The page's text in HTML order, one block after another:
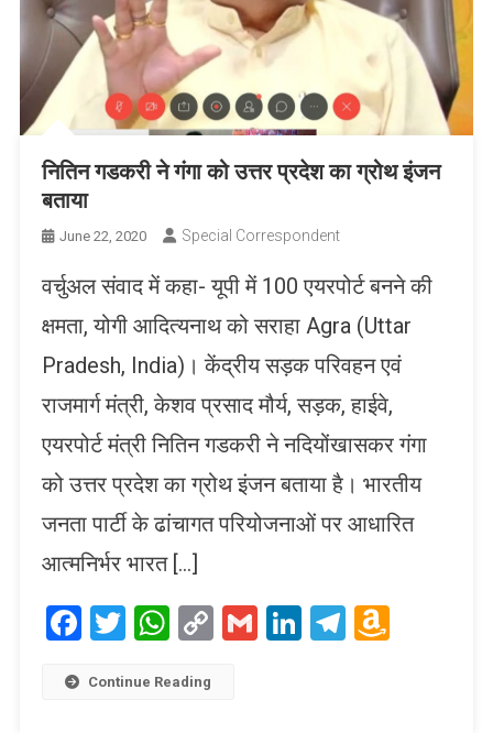
नितिन गडकरी ने गंगा को उत्तर प्रदेश का ग्रोथ इंजन
बताया
June 22, 2020 Special Correspondent
वर्चुअल संवाद में कहा- यूपी में 100 एयरपोर्ट बनने की
क्षमता, योगी आदित्यनाथ को सराहा Agra (Uttar
Pradesh, India)। केंद्रीय सड़क परिवहन एवं
राजमार्ग मंत्री, केशव प्रसाद मौर्य, सड़क, हाईवे,
एयरपोर्ट मंत्री नितिन गडकरी ने नदियोंखासकर गंगा
को उत्तर प्रदेश का ग्रोथ इंजन बताया है। भारतीय
जनता पार्टी के ढांचागत परियोजनाओं पर आधारित
आत्मनिर्भर भारत […]
Facebook
TwitterWhatsApp
CopyGmailLinkedIn
Telegram
Continue Reading